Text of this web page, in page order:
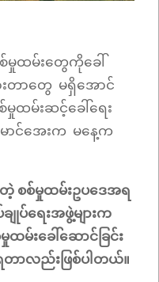
မှုထမ်းတွေကိုခေါ်
းတာတွေ မရှိအောင်
မ်းဆင့်ခေါ်ရေး
ောင်အေးက မနေ့က
တဲ့ စစ်မှုထမ်းဥပဒေအရ
ပ်ရေးအဖွဲ့များက
းခေါ်ဆောင်ခြင်း
တာလည်းဖြစ်ပါတယ်။